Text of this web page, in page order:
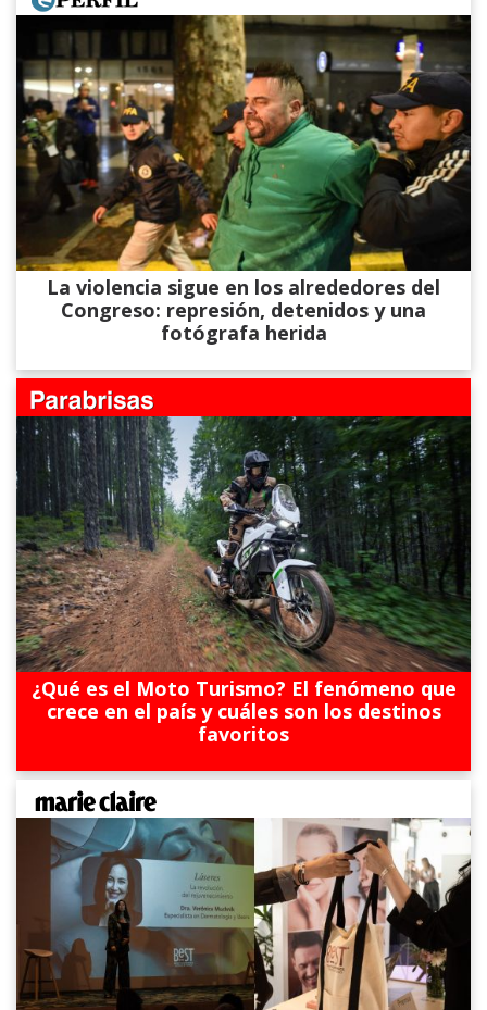
La violencia sigue en los alrededores del
Congreso: represión, detenidos y una
fotógrafa herida
¿Qué es el Moto Turismo? El fenómeno que
crece en el país y cuáles son los destinos
favoritos